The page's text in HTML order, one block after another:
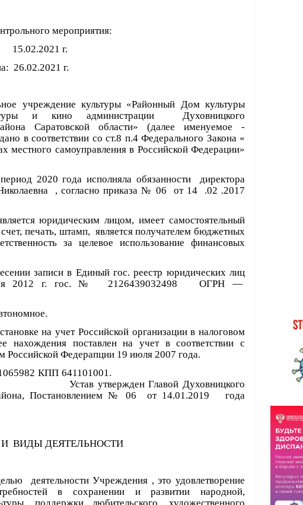
мероприятия:
15.02.2021 г.
26.02.2021 г.
культуры «Районный Дом культуры
и кино администрации Духовницкого
Саратовской области» (далее именуемое -
в соответствии со ст.8 п.4 Федерального Закона «
местного самоуправления в Российской Федерации»
2020 года исполняла обязанности директора
, согласно приказа № 06 от 14 .02 .2017
юридическим лицом, имеет самостоятельный
печать, штамп, является получателем бюджетных
за целевое использование финансовых
записи в Единый гос. реестр юридических лиц
2012 г. гос. № 2126439032498 ОГРН —
на учет Российской организации в налоговом
нахождения поставлен на учет в соответствии с
Российской Федерапции 19 июля 2007 года.
6411065982 КПП 641101001.
Главой Духовницкого
Постановлением № 06 от 14.01.2019 года
ВИДЫ ДЕЯТЕЛЬНОСТИ
Учреждения , это удовлетворение
в сохранении и развитии народной,